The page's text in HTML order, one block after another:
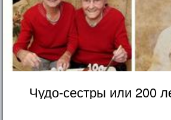
Чудо-сестры или 200